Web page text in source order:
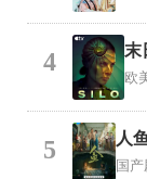
4 末
欧
5 人
国产